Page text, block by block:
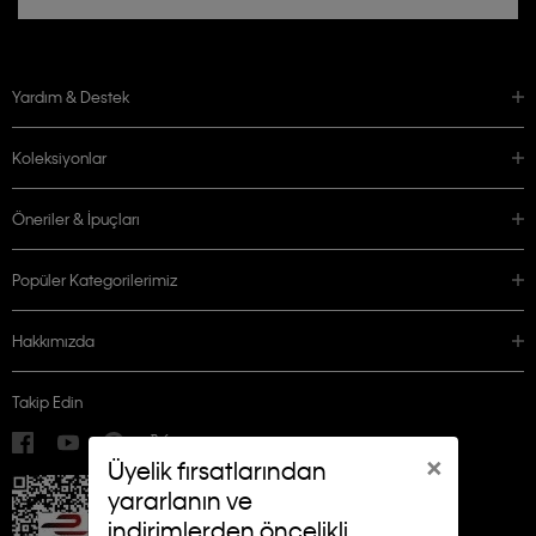
×
Üyelik fırsatlarından
yararlanın ve
Yardım & Destek
Koleksiyonlar
Öneriler & İpuçları
Popüler Kategorilerimiz
Hakkımızda
Takip Edin